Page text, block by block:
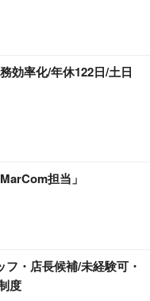
効率化/年休122日/土日
担当」
・店長候補/未経験可・
度